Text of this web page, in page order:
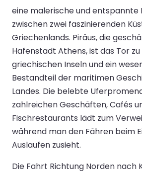
eine malerische und entspannte
zwischen zwei faszinierenden
Griechenlands. Piräus, die
Hafenstadt Athens, ist das Tor
griechischen Inseln und ein
Bestandteil der maritimen
Landes. Die belebte
zahlreichen Geschäften, Cafés
Fischrestaurants lädt zum
während man den Fähren beim
Auslaufen zusieht.
Die Fahrt Richtung Norden nach